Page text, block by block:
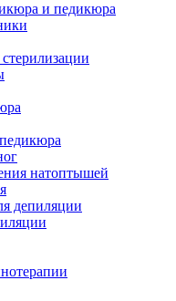
и педикюра
натоптышей
депиляции